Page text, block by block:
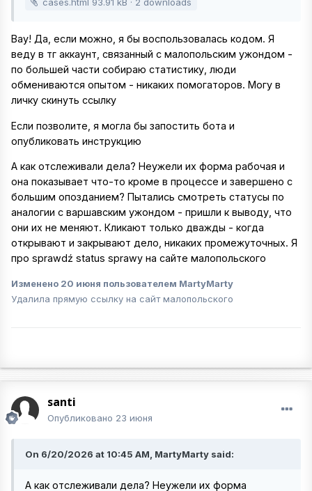
Вау! Да, если можно, я бы воспользовалась кодом. Я
веду в тг аккаунт, связанный с малопольским ужондом -
по большей части собираю статистику, люди
обмениваются опытом - никаких помогаторов. Могу в
личку скинуть ссылку
Если позволите, я могла бы запостить бота и
опубликовать инструкцию
А как отслеживали дела? Неужели их форма рабочая и
она показывает что-то кроме в процессе и завершено с
большим опозданием? Пытались смотреть статусы по
аналогии с варшавским ужондом - пришли к выводу, что
они их не меняют. Кликают только дважды - когда
открывают и закрывают дело, никаких промежуточных. Я
про sprawdź status sprawy на сайте малопольского
Изменено 20 июня пользователем MartyMarty
Удалила прямую ссылку на сайт малопольского
santi
Опубликовано 23 июня
On 6/20/2026 at 10:45 AM, MartyMarty said:
А как отслеживали дела? Неужели их форма